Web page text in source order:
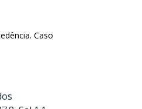
Caso